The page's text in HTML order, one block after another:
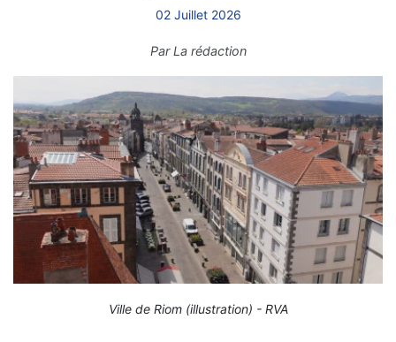
02 Juillet 2026
ParLa rédaction
Ville de Riom (illustration) - RVA